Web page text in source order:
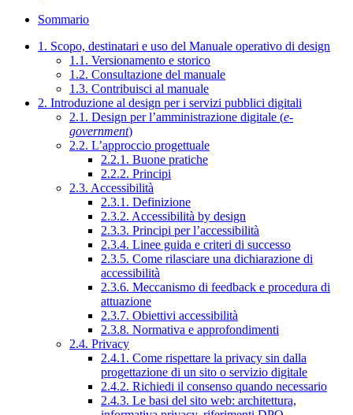
Sommario
1. Scopo, destinatari e uso del Manuale operativo di design
1.1. Versionamento e storico
1.2. Consultazione del manuale
1.3. Contribuisci al manuale
2. Introduzione al design per i servizi pubblici digitali
2.1. Design per l’amministrazione digitale (e-
government)
2.2. L’approccio progettuale
2.2.1. Buone pratiche
2.2.2. Principi
2.3. Accessibilità
2.3.1. Definizione
2.3.2. Accessibilità by design
2.3.3. Principi per l’accessibilità
2.3.4. Linee guida e criteri di successo
2.3.5. Come rilasciare una dichiarazione di
accessibilità
2.3.6. Meccanismo di feedback e procedura di
attuazione
2.3.7. Obiettivi accessibilità
2.3.8. Normativa e approfondimenti
2.4. Privacy
2.4.1. Come rispettare la privacy sin dalla
progettazione di un sito o servizio digitale
2.4.2. Richiedi il consenso quando necessario
2.4.3. Le basi del sito web: architettura,